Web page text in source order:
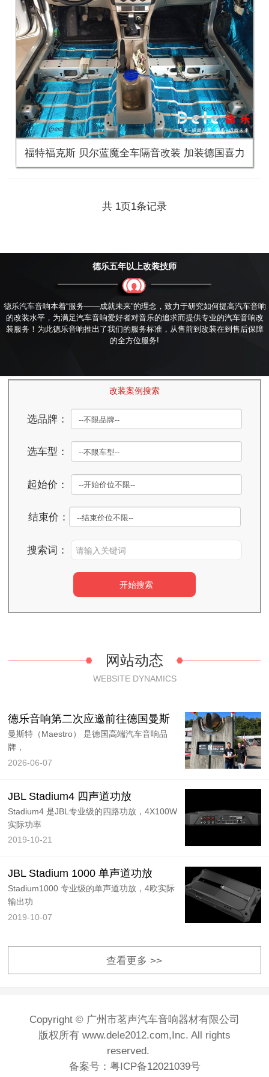
福特福克斯 贝尔蓝魔全车隔音改装 加装德国喜力
共 1页1条记录
德乐五年以上改装技师
德乐汽车音响本着“服务——成就未来”的理念，致力于研究如何提高汽车音响
的改装水平，为满足汽车音响爱好者对音乐的追求而提供专业的汽车音响改
装服务！为此德乐音响推出了我们的服务标准，从售前到改装在到售后保障
的全方位服务!
改装案例搜索
选品牌：
选车型：
起始价：
结束价：
搜索词：
网站动态
WEBSITE DYNAMICS
德乐音响第二次应邀前往德国曼斯
曼斯特（Maestro） 是德国高端汽车音响品
牌，
2026-06-07
JBL Stadium4 四声道功放
Stadium4 是JBL专业级的四路功放，4X100W
实际功率
2019-10-21
JBL Stadium 1000 单声道功放
Stadium1000 专业级的单声道功放，4欧实际
输出功
2019-10-07
查看更多 >>
Copyright © 广州市茗声汽车音响器材有限公司
版权所有 www.dele2012.com,Inc. All rights
reserved.
备案号：粤ICP备12021039号